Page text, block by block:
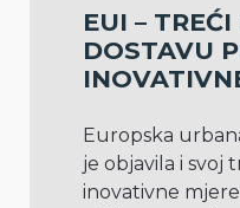
EUI –
DOSTAVU
Europska
je objavila i svoj
inovativne